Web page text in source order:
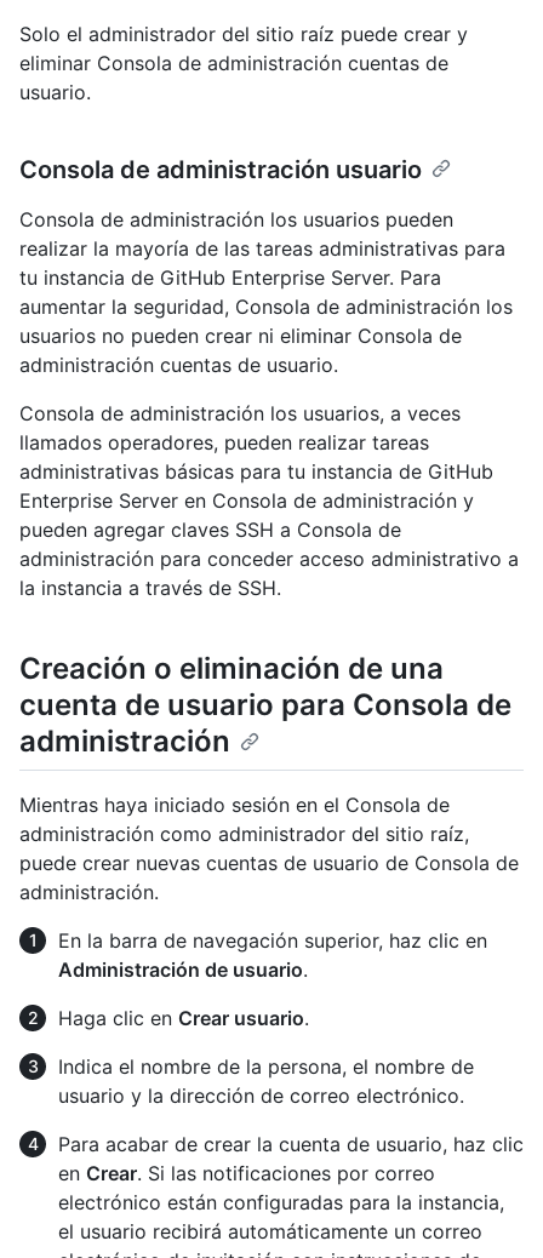
Solo el administrador del sitio raíz puede crear y
eliminar Consola de administración cuentas de
usuario.
Consola de administración usuario
Consola de administración los usuarios pueden
realizar la mayoría de las tareas administrativas para
tu instancia de GitHub Enterprise Server. Para
aumentar la seguridad, Consola de administración los
usuarios no pueden crear ni eliminar Consola de
administración cuentas de usuario.
Consola de administración los usuarios, a veces
llamados operadores, pueden realizar tareas
administrativas básicas para tu instancia de GitHub
Enterprise Server en Consola de administración y
pueden agregar claves SSH a Consola de
administración para conceder acceso administrativo a
la instancia a través de SSH.
Creación o eliminación de una
cuenta de usuario para Consola de
administración
Mientras haya iniciado sesión en el Consola de
administración como administrador del sitio raíz,
puede crear nuevas cuentas de usuario de Consola de
administración.
En la barra de navegación superior, haz clic en
Administración de usuario.
Haga clic en Crear usuario.
Indica el nombre de la persona, el nombre de
usuario y la dirección de correo electrónico.
Para acabar de crear la cuenta de usuario, haz clic
en Crear. Si las notificaciones por correo
electrónico están configuradas para la instancia,
el usuario recibirá automáticamente un correo